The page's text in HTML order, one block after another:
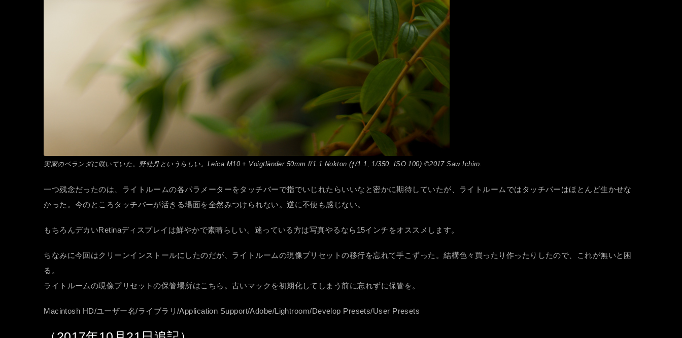
実家のベランダに咲いていた。野牡丹というらしい。Leica M10 + Voigtländer 50mm f/1.1 Nokton (ƒ/1.1, 1/350, ISO 100) ©2017 Saw Ichiro.
一つ残念だったのは、ライトルームの各パラメーターをタッチバーで指でいじれたらいいなと密かに期待していたが、ライトルームではタッチバーはほとんど生かせな
かった。今のところタッチバーが活きる場面を全然みつけられない。逆に不便も感じない。
もちろんデカいRetinaディスプレイは鮮やかで素晴らしい。迷っている方は写真やるなら15インチをオススメします。
ちなみに今回はクリーンインストールにしたのだが、ライトルームの現像プリセットの移行を忘れて手こずった。結構色々買ったり作ったりしたので、これが無いと困
る。
ライトルームの現像プリセットの保管場所はこちら。古いマックを初期化してしまう前に忘れずに保管を。
Macintosh HD/ユーザー名/ライブラリ/Application Support/Adobe/Lightroom/Develop Presets/User Presets